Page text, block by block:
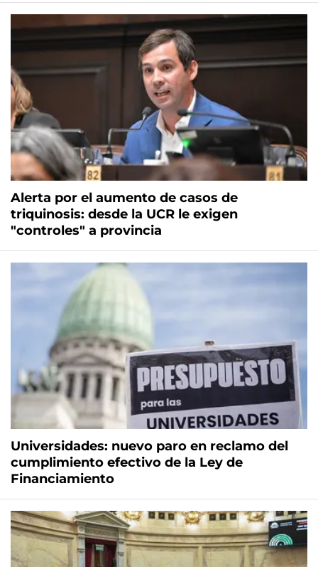
Alerta por el aumento de casos de
triquinosis: desde la UCR le exigen
"controles" a provincia
Universidades: nuevo paro en reclamo del
cumplimiento efectivo de la Ley de
Financiamiento